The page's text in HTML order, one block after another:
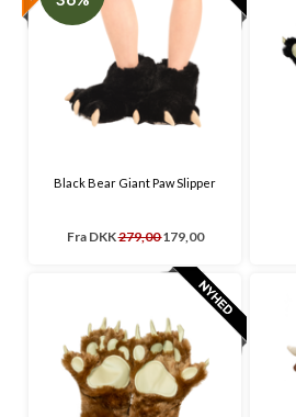
Black Bear Giant Paw Slipper
Fra DKK279,00179,00